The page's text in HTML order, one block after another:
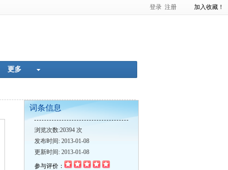
登录 注册 加入收藏！
更多
窒息性毒剂光气检定
词条信息
浏览次数:20394 次
发布时间: 2013-01-08
更新时间: 2013-01-08
参与评价：